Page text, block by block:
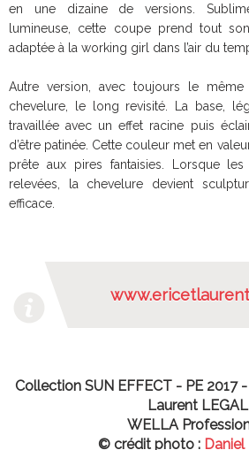
en une dizaine de versions.
lumineuse, cette coupe prend tout
adaptée à la working girl dans l’air du
Autre version, avec toujours le
chevelure, le long revisité. La base,
travaillée avec un effet racine puis
d’être patinée. Cette couleur met en
prête aux pires fantaisies. Lorsque
relevées, la chevelure devient
efficace.
Collection SUN EFFECT - PE 2017
Laurent LEGAL
WELLA
© crédit photo : Daniel